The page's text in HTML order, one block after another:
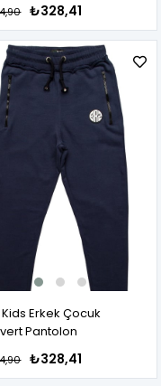
₺328,41
Kids Erkek Çocuk
Pantolon
₺328,41